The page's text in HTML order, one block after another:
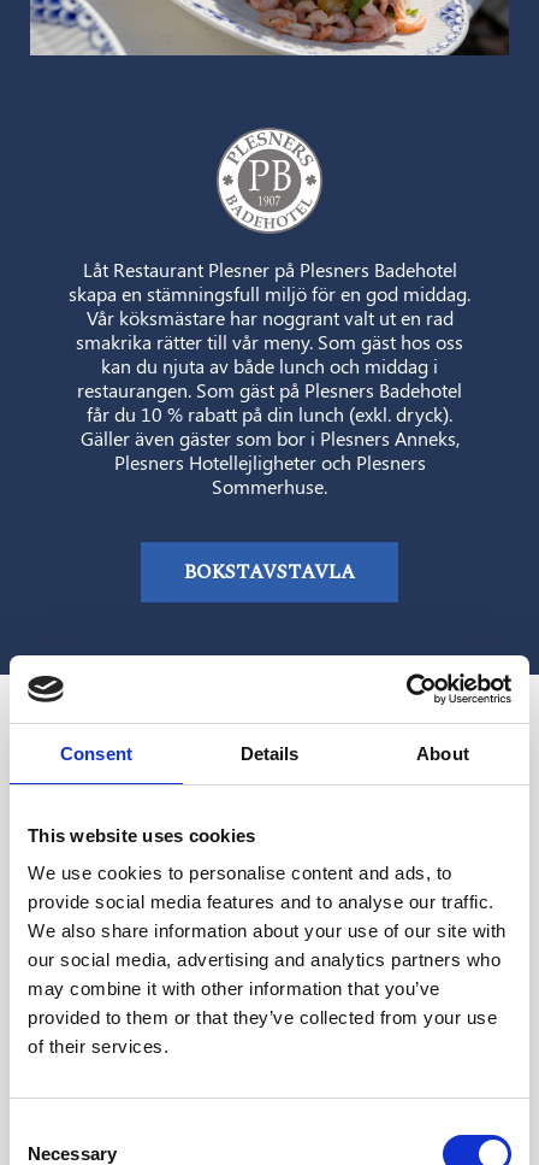
Consent Details About
This website uses cookies
We use cookies to personalise content and ads, to
provide social media features and to analyse our traffic.
We also share information about your use of our site with
our social media, advertising and analytics partners who
may combine it with other information that you’ve
provided to them or that they’ve collected from your use
of their services.
Selection
Necessary
Låt Restaurant Plesner på Plesners Badehotel
skapa en stämningsfull miljö för en god middag.
Vår köksmästare har noggrant valt ut en rad
smakrika rätter till vår meny. Som gäst hos oss
kan du njuta av både lunch och middag i
restaurangen. Som gäst på Plesners Badehotel
får du 10 % rabatt på din lunch (exkl. dryck).
Gäller även gäster som bor i Plesners Anneks,
Plesners Hotellejligheter och Plesners
Sommerhuse.
BOKSTAVSTAVLA
HÄNDELSER